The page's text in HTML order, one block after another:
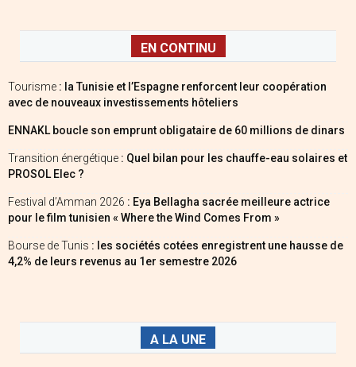
EN CONTINU
Tourisme : la Tunisie et l’Espagne renforcent leur coopération
avec de nouveaux investissements hôteliers
ENNAKL boucle son emprunt obligataire de 60 millions de dinars
Transition énergétique : Quel bilan pour les chauffe-eau solaires et
PROSOL Elec ?
Festival d’Amman 2026 : Eya Bellagha sacrée meilleure actrice
pour le film tunisien « Where the Wind Comes From »
Bourse de Tunis : les sociétés cotées enregistrent une hausse de
4,2% de leurs revenus au 1er semestre 2026
A LA UNE